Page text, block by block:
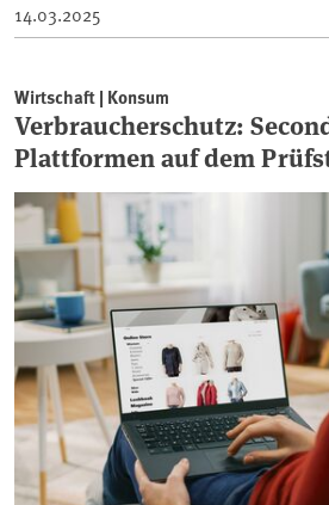
14.03.2025
Wirtschaft | Konsum
Verbraucherschutz:
Plattformen auf dem